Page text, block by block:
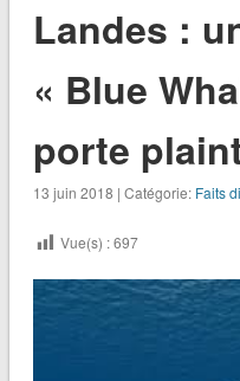
Landes :
« Blue
porte
13 juin 2018 | Catégorie: Faits
Vue(s) :697